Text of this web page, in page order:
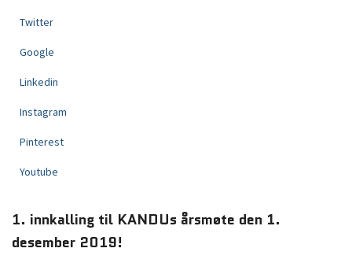
Twitter
Google
Linkedin
Instagram
Pinterest
Youtube
1. innkalling til KANDUs årsmøte den 1.
desember 2019!